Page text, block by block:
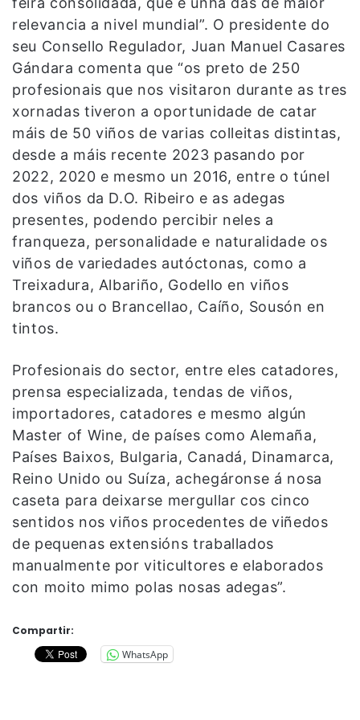
relevancia a nivel mundial”. O presidente do
seu Consello Regulador, Juan Manuel Casares
Gándara comenta que “os preto de 250
profesionais que nos visitaron durante as tres
xornadas tiveron a oportunidade de catar
máis de 50 viños de varias colleitas distintas,
desde a máis recente 2023 pasando por
2022, 2020 e mesmo un 2016, entre o túnel
dos viños da D.O. Ribeiro e as adegas
presentes, podendo percibir neles a
franqueza, personalidade e naturalidade os
viños de variedades autóctonas, como a
Treixadura, Albariño, Godello en viños
brancos ou o Brancellao, Caíño, Sousón en
tintos.
Profesionais do sector, entre eles catadores,
prensa especializada, tendas de viños,
importadores, catadores e mesmo algún
Master of Wine, de países como Alemaña,
Países Baixos, Bulgaria, Canadá, Dinamarca,
Reino Unido ou Suíza, achegáronse á nosa
caseta para deixarse mergullar cos cinco
sentidos nos viños procedentes de viñedos
de pequenas extensións traballados
manualmente por viticultores e elaborados
con moito mimo polas nosas adegas”.
Compartir:
WhatsApp